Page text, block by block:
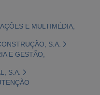
E MULTIMÉDIA,
S.A.
E GESTÃO,
S.A.